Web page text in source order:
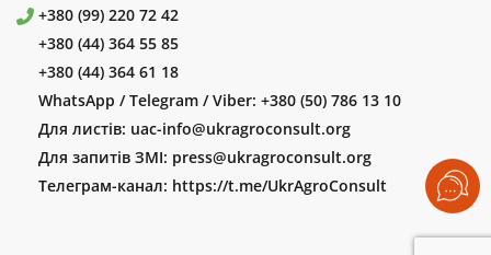
+380 (99) 220 72 42
+380 (44) 364 55 85
+380 (44) 364 61 18
WhatsApp / Telegram / Viber: +380 (50) 786 13 10
Для листів: uac-info@ukragroconsult.org
Для запитів ЗМІ: press@ukragroconsult.org
Телеграм-канал: https://t.me/UkrAgroConsult